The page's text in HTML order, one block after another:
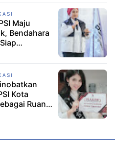
Maju
Bendahara
Kota
Ruang